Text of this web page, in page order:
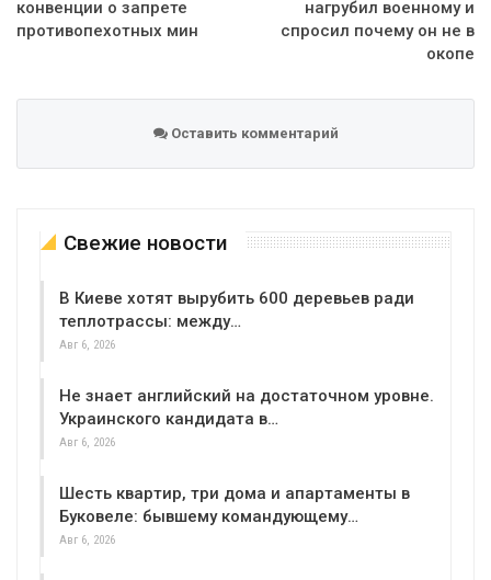
конвенции о запрете
противопехотных мин
нагрубил военному и
спросил почему он не в
окопе
Оставить комментарий
Свежие новости
В Киеве хотят вырубить 600 деревьев ради
теплотрассы: между…
Авг 6, 2026
Не знает английский на достаточном уровне.
Украинского кандидата в…
Авг 6, 2026
Шесть квартир, три дома и апартаменты в
Буковеле: бывшему командующему…
Авг 6, 2026